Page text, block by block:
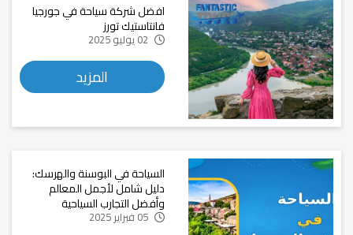
افضل شركة سياحة في جورجيا
فانتاستيك تورز
المزيد
السياحة في البوسنة والهرسك:
دليل شامل لأجمل المعالم
وأفضل التجارب السياحية